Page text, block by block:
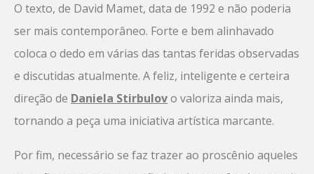
O texto, de David Mamet, data de 1992 e não poderia
ser mais contemporâneo. Forte e bem alinhavado
coloca o dedo em várias das tantas feridas observadas
e discutidas atualmente. A feliz, inteligente e certeira
direção de Daniela Stirbulovo valoriza ainda mais,
tornando a peça uma iniciativa artística marcante.
Por fim, necessário se faz trazer ao proscênio aqueles